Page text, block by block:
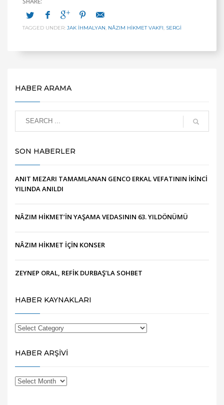
TAGGED UNDER: JAK İHMALYAN, NÂZIM HIKMET VAKFI, SERGI
HABER ARAMA
SON HABERLER
ANIT MEZARI TAMAMLANAN GENCO ERKAL VEFATININ İKİNCİ
YILINDA ANILDI
NÂZIM HİKMET’İN YAŞAMA VEDASININ 63. YILDÖNÜMÜ
NÂZIM HİKMET İÇİN KONSER
ZEYNEP ORAL, REFİK DURBAŞ’LA SOHBET
HABER KAYNAKLARI
HABER ARŞİVİ